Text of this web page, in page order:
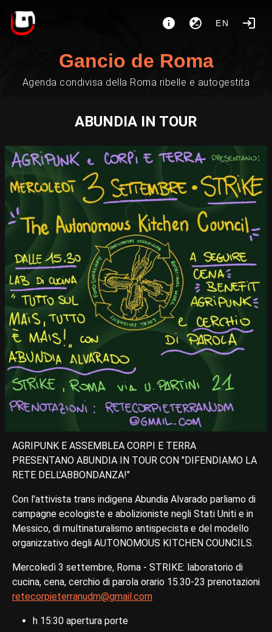
EN
Gancio de Roma
Agenda condivisa della Roma ribelle e autogestita
ABUNDIA IN TOUR
AGRIPUNK E ASSEMBLEA CORPI E TERRA
PRESENTANO ABUNDIA IN TOUR CON "DIFENDIAMO LA
RETE DELL'ABBONDANZA!"
Con l'attivista trans indigena Abundia Alvarado parliamo di
campagne ecologiste e abolizioniste negli Stati Uniti e in
Messico, di multinaturalismo antispecista e del modello
organizzativo degli AUTONOMOUS KITCHEN COUNCILS.
Mercoledì 3 settembre, Roma - STRIKE: laboratorio di
cucina, cena, cerchio di parola orario 15.30-23 prenotazioni
retecorpieterranudm@gmail.com
h 15:30 apertura porte